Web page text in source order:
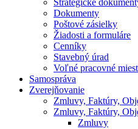
Strategické
Dokumenty
Poštové zásielky
Žiadosti a formuláre
Cenníky
Stavebný úrad
Voľné pracovné
Samospráva
Zverejňovanie
Zmluvy, Faktúry,
Zmluvy, Faktúry,
Zmluvy